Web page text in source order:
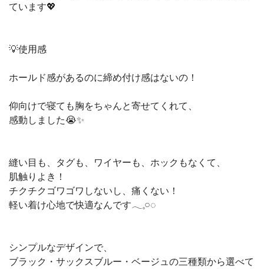
ています💖
💡使用感
ホールド感があるのに締め付け感はないの！
仰向けで寝ても胸をちゃんと寄せてくれて、
感動しました😭✨
縫い目も、タグも、ワイヤーも、ホックもなくて、
肌触りよき！
チクチクゴワゴワしないし、痛くない！
軽い着け心地で快適なんです𓂃𓈒𓏸◌
シンプルなデザインで、
ブラック・サックスブルー・ベージュの三種類から選べて